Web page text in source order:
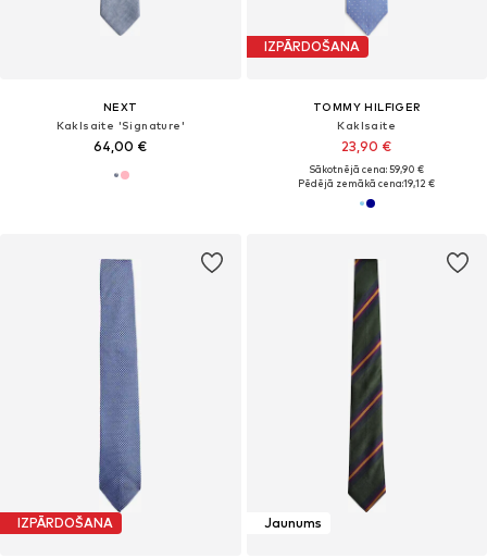
NEXT
Kaklsaite 'Signature'
64,00 €
IZPĀRDOŠANA
TOMMY HILFIGER
Kaklsaite
23,90 €
Sākotnējā cena: 59,90 €
Pēdējā zemākā cena:19,12 €
IZPĀRDOŠANA Jaunums